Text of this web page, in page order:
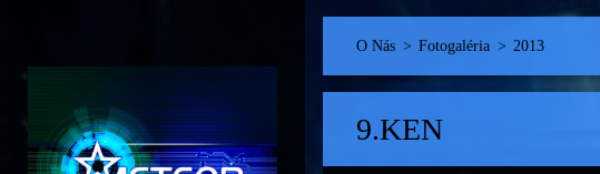
O Nás > Fotogaléria > 2013
9.KEN